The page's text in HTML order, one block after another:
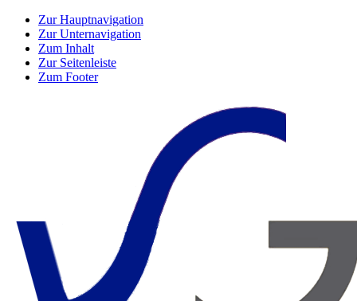
Zur Hauptnavigation
Zur Unternavigation
Zum Inhalt
Zur Seitenleiste
Zum Footer